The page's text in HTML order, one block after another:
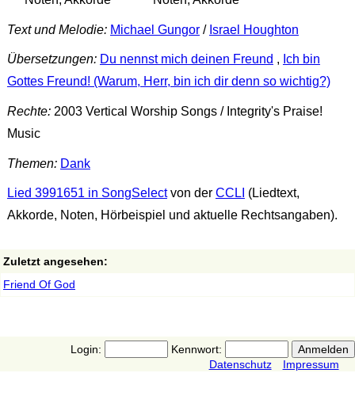
Text und Melodie: Michael Gungor/ Israel Houghton
Übersetzungen: Du nennst mich deinen Freund , Ich bin
Gottes Freund! (Warum, Herr, bin ich dir denn so wichtig?)
Rechte:2003 Vertical Worship Songs / Integrity's Praise!
Music
Themen: Dank
Lied 3991651 in SongSelectvon der CCLI (Liedtext,
Akkorde, Noten, Hörbeispiel und aktuelle Rechtsangaben).
Zuletzt angesehen:
Friend Of God
Login:
Kennwort:
Datenschutz
Impressum